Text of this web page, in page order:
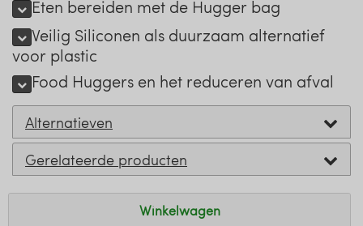
Eten bereiden met de Hugger bag
Veilig Siliconen als duurzaam alternatief
voor plastic
Food Huggers en het reduceren van afval
Alternatieven
Gerelateerde producten
Winkelwagen